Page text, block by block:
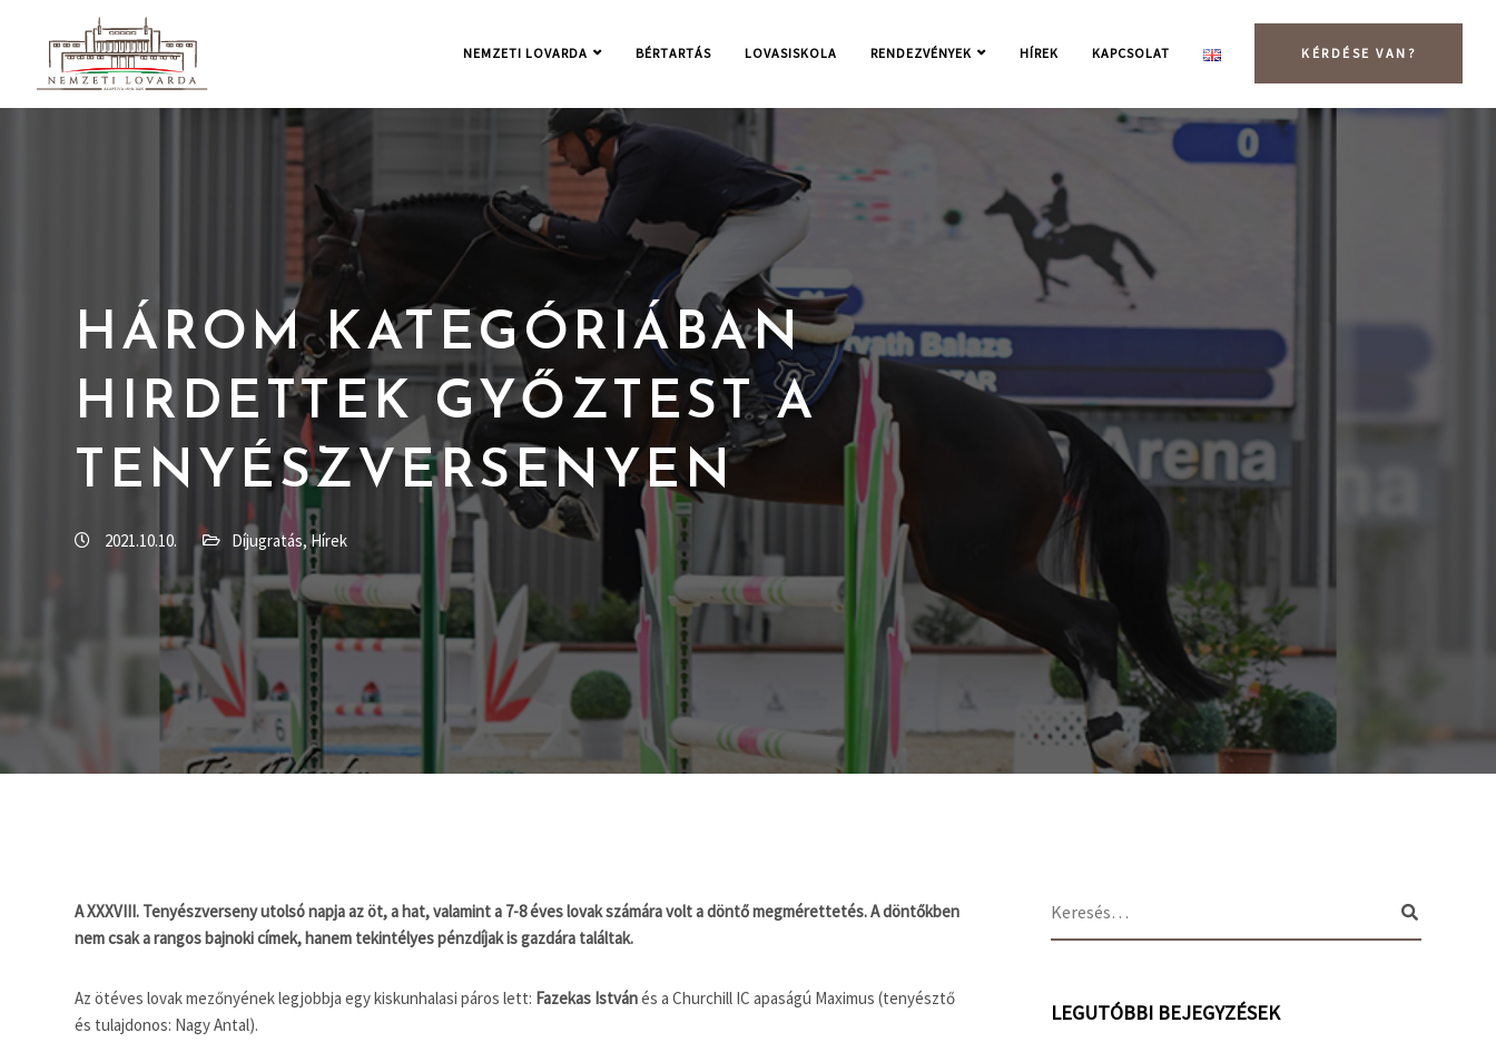
NEMZETI LOVARDA BÉRTARTÁS LOVASISKOLA RENDEZVÉNYEK HÍREK KAPCSOLAT KÉRDÉSE VAN?
HÁROM KATEGÓRIÁBAN
HIRDETTEK GYŐZTEST A
TENYÉSZVERSENYEN
2021.10.10. Díjugratás,Hírek
A XXXVIII. Tenyészverseny utolsó napja az öt, a hat, valamint a 7-8 éves lovak számára volt a döntő megmérettetés. A döntőkben
nem csak a rangos bajnoki címek, hanem tekintélyes pénzdíjak is gazdára találtak.
Az ötéves lovak mezőnyének legjobbja egy kiskunhalasi páros lett: Fazekas Istvánés a Churchill IC apaságú Maximus (tenyésztő
és tulajdonos: Nagy Antal).
LEGUTÓBBI BEJEGYZÉSEK